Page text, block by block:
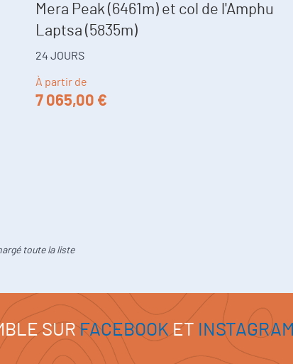
Mera Peak (6461m) et col de l'Amphu
Laptsa (5835m)
24 JOURS
À partir de
7 065,00 €
toute la liste
SURFACEBOOKET INSTAGRAM